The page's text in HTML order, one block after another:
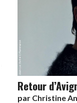
Retour
par Christine